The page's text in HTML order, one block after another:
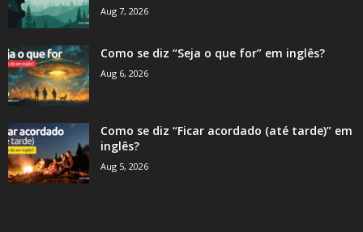
Aug 7, 2026
Como se diz “Seja o que for” em inglês?
Aug 6, 2026
Como se diz “Ficar acordado (até tarde)” em
inglês?
Aug 5, 2026